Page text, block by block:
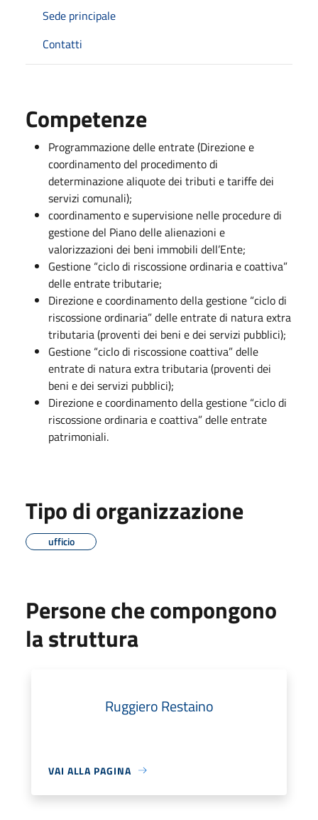
Sede principale
Contatti
Competenze
Programmazione delle entrate (Direzione e
coordinamento del procedimento di
determinazione aliquote dei tributi e tariffe dei
servizi comunali);
coordinamento e supervisione nelle procedure di
gestione del Piano delle alienazioni e
valorizzazioni dei beni immobili dell’Ente;
Gestione “ciclo di riscossione ordinaria e coattiva”
delle entrate tributarie;
Direzione e coordinamento della gestione “ciclo di
riscossione ordinaria” delle entrate di natura extra
tributaria (proventi dei beni e dei servizi pubblici);
Gestione “ciclo di riscossione coattiva” delle
entrate di natura extra tributaria (proventi dei
beni e dei servizi pubblici);
Direzione e coordinamento della gestione “ciclo di
riscossione ordinaria e coattiva” delle entrate
patrimoniali.
Tipo di organizzazione
ufficio
Persone che compongono
la struttura
Ruggiero Restaino
VAI ALLA PAGINA